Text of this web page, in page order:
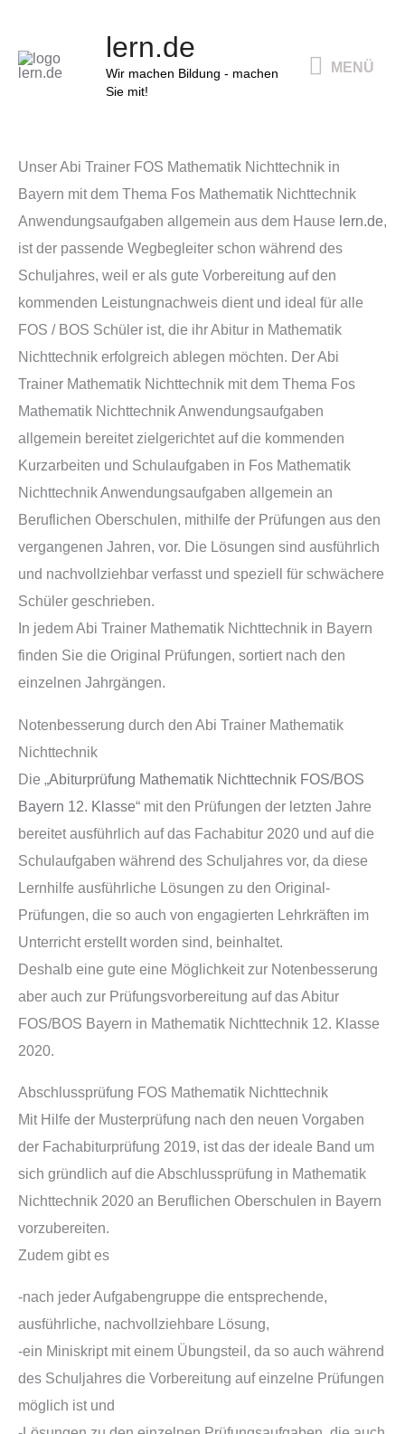
springen
lern.de
Wir machen Bildung - machen
Sie mit!
MENÜ
Unser Abi Trainer FOS Mathematik Nichttechnik in
Bayern mit dem Thema Fos Mathematik Nichttechnik
Anwendungsaufgaben allgemein aus dem Hause lern.de,
ist der passende Wegbegleiter schon während des
Schuljahres, weil er als gute Vorbereitung auf den
kommenden Leistungnachweis dient und ideal für alle
FOS / BOS Schüler ist, die ihr Abitur in Mathematik
Nichttechnik erfolgreich ablegen möchten. Der Abi
Trainer Mathematik Nichttechnik mit dem Thema Fos
Mathematik Nichttechnik Anwendungsaufgaben
allgemein bereitet zielgerichtet auf die kommenden
Kurzarbeiten und Schulaufgaben in Fos Mathematik
Nichttechnik Anwendungsaufgaben allgemein an
Beruflichen Oberschulen, mithilfe der Prüfungen aus den
vergangenen Jahren, vor. Die Lösungen sind ausführlich
und nachvollziehbar verfasst und speziell für schwächere
Schüler geschrieben.
In jedem Abi Trainer Mathematik Nichttechnik in Bayern
finden Sie die Original Prüfungen, sortiert nach den
einzelnen Jahrgängen.
Notenbesserung durch den Abi Trainer Mathematik
Nichttechnik
Die „Abiturprüfung Mathematik Nichttechnik FOS/BOS
Bayern 12. Klasse“ mit den Prüfungen der letzten Jahre
bereitet ausführlich auf das Fachabitur 2020 und auf die
Schulaufgaben während des Schuljahres vor, da diese
Lernhilfe ausführliche Lösungen zu den Original-
Prüfungen, die so auch von engagierten Lehrkräften im
Unterricht erstellt worden sind, beinhaltet.
Deshalb eine gute eine Möglichkeit zur Notenbesserung
aber auch zur Prüfungsvorbereitung auf das Abitur
FOS/BOS Bayern in Mathematik Nichttechnik 12. Klasse
2020.
Abschlussprüfung FOS Mathematik Nichttechnik
Mit Hilfe der Musterprüfung nach den neuen Vorgaben
der Fachabiturprüfung 2019, ist das der ideale Band um
sich gründlich auf die Abschlussprüfung in Mathematik
Nichttechnik 2020 an Beruflichen Oberschulen in Bayern
vorzubereiten.
Zudem gibt es
-nach jeder Aufgabengruppe die entsprechende,
ausführliche, nachvollziehbare Lösung,
-ein Miniskript mit einem Übungsteil, da so auch während
des Schuljahres die Vorbereitung auf einzelne Prüfungen
möglich ist und